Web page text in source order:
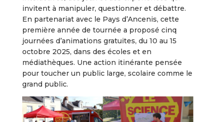
invitent à manipuler, questionner et débattre.
En partenariat avec le Pays d’Ancenis, cette
première année de tournée a proposé cinq
journées d’animations gratuites, du 10 au 15
octobre 2025, dans des écoles et en
médiathèques. Une action itinérante pensée
pour toucher un public large, scolaire comme le
grand public.